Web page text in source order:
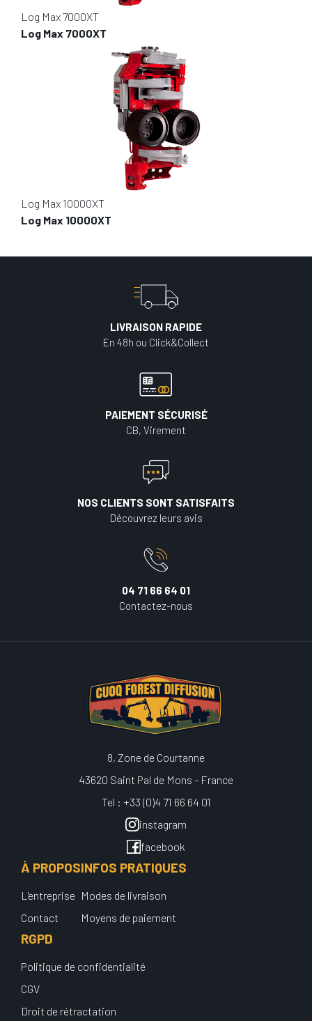
Log Max 7000XT
Log Max 7000XT
Log Max 10000XT
Log Max 10000XT
LIVRAISON RAPIDE
En 48h ou Click&Collect
PAIEMENT SÉCURISÉ
CB, Virement
NOS CLIENTS SONT SATISFAITS
Découvrez leurs avis
04 71 66 64 01
Contactez-nous
8, Zone de Courtanne
43620 Saint Pal de Mons - France
Tel : +33 (0)4 71 66 64 01
instagram
facebook
À PROPOS
L'entreprise
Contact
INFOS PRATIQUES
Modes de livraison
Moyens de paiement
RGPD
Politique de confidentialité
CGV
Droit de rétractation